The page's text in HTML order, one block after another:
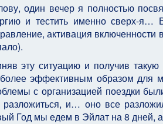
один вечер я полностью
и тестить именно сверх-я…
активация
эту ситуацию и получив
эффективным образом для
с организацией поездки
разложиться, и… оно все
Год мы едем в Эйлат на 8 дней, а